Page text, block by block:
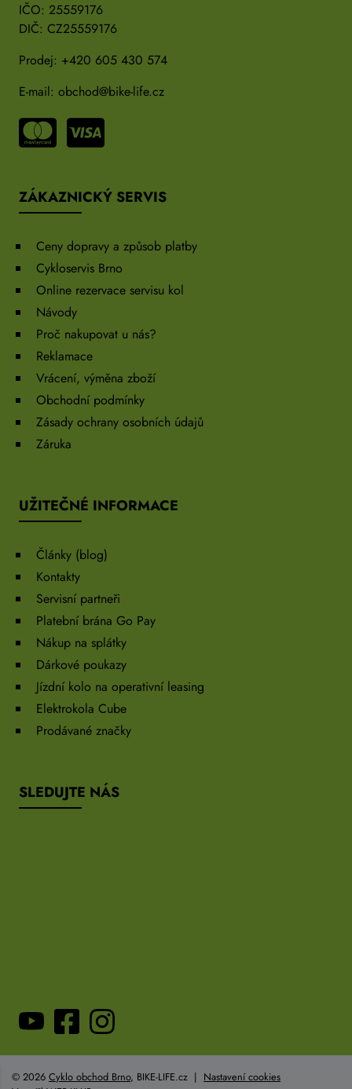
IČO: 25559176
DIČ: CZ25559176
Prodej: +420 605 430 574
E-mail: obchod@bike-life.cz
ZÁKAZNICKÝ SERVIS
Ceny dopravy a způsob platby
Cykloservis Brno
Online rezervace servisu kol
Návody
Proč nakupovat u nás?
Reklamace
Vrácení, výměna zboží
Obchodní podmínky
Zásady ochrany osobních údajů
Záruka
UŽITEČNÉ INFORMACE
Články (blog)
Kontakty
Servisní partneři
Platební brána Go Pay
Nákup na splátky
Dárkové poukazy
Jízdní kolo na operativní leasing
Elektrokola Cube
Prodávané značky
SLEDUJTE NÁS
© 2026 Cyklo obchod Brno, BIKE-LIFE.cz | Nastavení cookies